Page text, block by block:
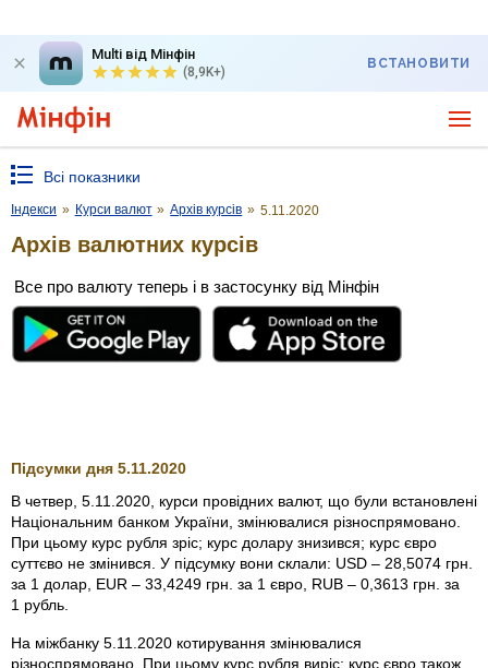
Multi від Мінфін
(8,9K+)
ВСТАНОВИТИ
Всі показники
Індекси » Курси валют » Архів курсів » 5.11.2020
Архів валютних курсів
Все про валюту теперь і в застосунку від Мінфін
Підсумки дня 5.11.2020
В четвер, 5.11.2020, курси провідних валют, що були встановлені
Національним банком України, змінювалися різноспрямовано.
При цьому курс рубля зріс; курс долару знизився; курс євро
суттєво не змінився. У підсумку вони склали: USD – 28,5074 грн.
за 1 долар, EUR – 33,4249 грн. за 1 євро, RUB – 0,3613 грн. за
1 рубль.
На міжбанку 5.11.2020 котирування змінювалися
різноспрямовано. При цьому курс рубля виріс; курс євро також